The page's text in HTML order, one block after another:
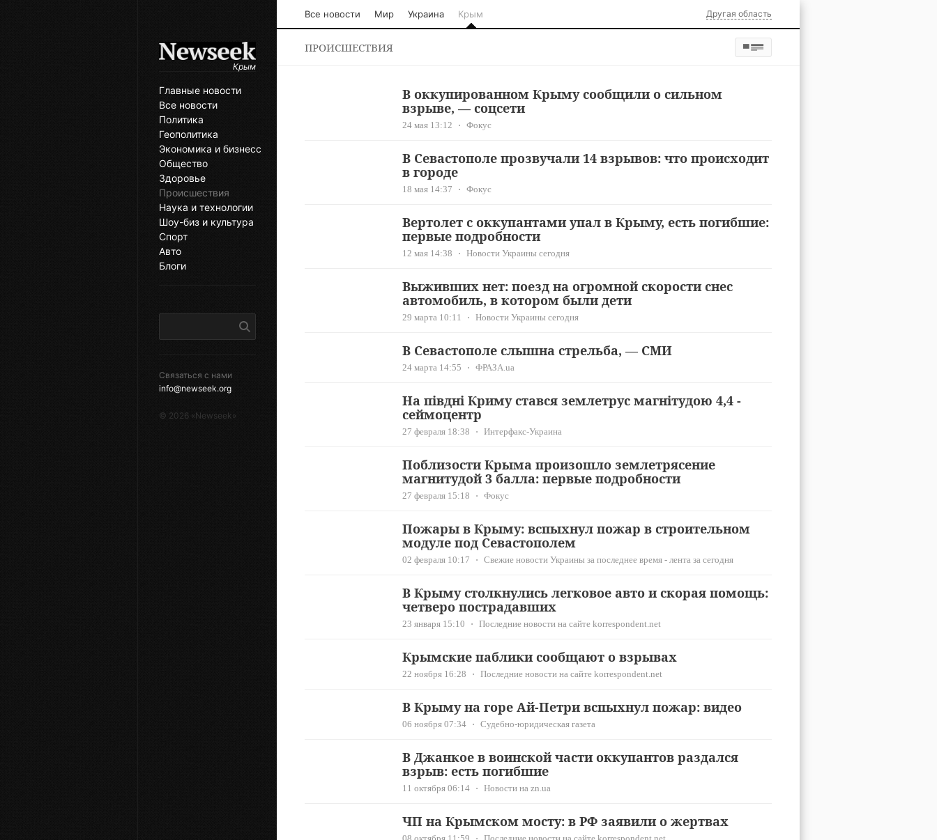
Крым
Главные новости
Все новости
Политика
Геополитика
Экономика и бизнесс
Общество
Здоровье
Происшествия
Наука и технологии
Шоу-биз и культура
Спорт
Авто
Блоги
Связаться с нами
info@newseek.org
© 2026 «Newseek»
Все новости Мир Украина Крым Другая область
ПРОИСШЕСТВИЯ
В оккупированном Крыму сообщили о сильном
взрыве, — соцсети
24 мая 13:12 Фокус
В Севастополе прозвучали 14 взрывов: что происходит
в городе
18 мая 14:37 Фокус
Вертолет с оккупантами упал в Крыму, есть погибшие:
первые подробности
12 мая 14:38 Новости Украины сегодня
Выживших нет: поезд на огромной скорости снес
автомобиль, в котором были дети
29 марта 10:11 Новости Украины сегодня
В Севастополе слышна стрельба, — СМИ
24 марта 14:55 ФРАЗА.ua
На півдні Криму стався землетрус магнітудою 4,4 -
сеймоцентр
27 февраля 18:38 Интерфакс-Украина
Поблизости Крыма произошло землетрясение
магнитудой 3 балла: первые подробности
27 февраля 15:18 Фокус
Пожары в Крыму: вспыхнул пожар в строительном
модуле под Севастополем
02 февраля 10:17 Свежие новости Украины за последнее время - лента за сегодня
В Крыму столкнулись легковое авто и скорая помощь:
четверо пострадавших
23 января 15:10 Последние новости на сайте korrespondent.net
Крымские паблики сообщают о взрывах
22 ноября 16:28 Последние новости на сайте korrespondent.net
В Крыму на горе Ай-Петри вспыхнул пожар: видео
06 ноября 07:34 Судебно-юридическая газета
В Джанкое в воинской части оккупантов раздался
взрыв: есть погибшие
11 октября 06:14 Новости на zn.ua
ЧП на Крымском мосту: в РФ заявили о жертвах